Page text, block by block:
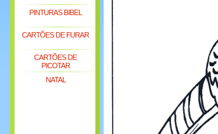
PINTURAS BIBEL
CARTÕES DE FURAR
CARTÕES DE
PICOTAR
NATAL